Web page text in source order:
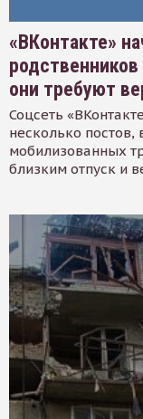
«ВКонтакте»
они требуют
Соцсеть
несколько
мобилизованных
близким отпуск и